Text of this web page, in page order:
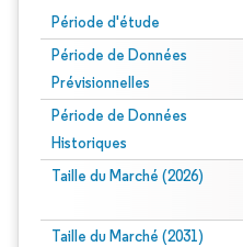
Période d'étude
Période de Données
Prévisionnelles
Période de Données
Historiques
Taille du Marché (2026)
Taille du Marché (2031)